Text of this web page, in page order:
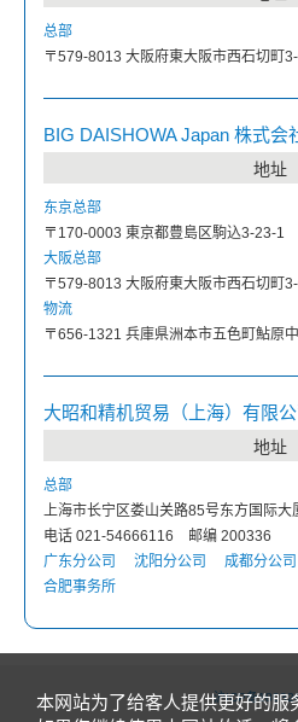
总部
〒579-8013 大阪府東大阪市西石切町
BIG DAISHOWA Japan 株式会
地址
东京总部
〒170-0003 東京都豊島区駒込3-23-1
大阪总部
〒579-8013 大阪府東大阪市西石切町
物流
〒656-1321 兵庫県洲本市五色町鮎原
大昭和精机贸易（上海）有限公
地址
总部
上海市长宁区娄山关路85号东方国际大
电话 021-54666116 邮编 200336
广东分公司
沈阳分公司 成都分公司
合肥事务所
沪ICP备
本网站为了给客人提供更好的服